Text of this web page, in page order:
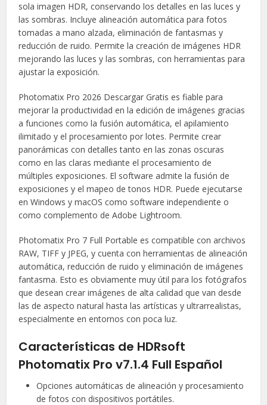
sola imagen HDR, conservando los detalles en las luces y
las sombras. Incluye alineación automática para fotos
tomadas a mano alzada, eliminación de fantasmas y
reducción de ruido. Permite la creación de imágenes HDR
mejorando las luces y las sombras, con herramientas para
ajustar la exposición.
Photomatix Pro 2026 Descargar Gratis es fiable para
mejorar la productividad en la edición de imágenes gracias
a funciones como la fusión automática, el apilamiento
ilimitado y el procesamiento por lotes. Permite crear
panorámicas con detalles tanto en las zonas oscuras
como en las claras mediante el procesamiento de
múltiples exposiciones. El software admite la fusión de
exposiciones y el mapeo de tonos HDR. Puede ejecutarse
en Windows y macOS como software independiente o
como complemento de Adobe Lightroom.
Photomatix Pro 7 Full Portable es compatible con archivos
RAW, TIFF y JPEG, y cuenta con herramientas de alineación
automática, reducción de ruido y eliminación de imágenes
fantasma. Esto es obviamente muy útil para los fotógrafos
que desean crear imágenes de alta calidad que van desde
las de aspecto natural hasta las artísticas y ultrarrealistas,
especialmente en entornos con poca luz.
Características de HDRsoft
Photomatix Pro v7.1.4 Full Español
Opciones automáticas de alineación y procesamiento
de fotos con dispositivos portátiles.